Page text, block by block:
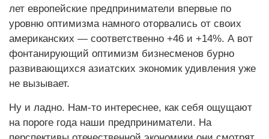
лет европейские предприниматели впервые по
уровню оптимизма намного оторвались от своих
американских — соответственно +46 и +14%. А вот
фонтанирующий оптимизм бизнесменов бурно
развивающихся азиатских экономик удивления уже
не вызывает.
Ну и ладно. Нам-то интереснее, как себя ощущают
на пороге года наши предприниматели. На